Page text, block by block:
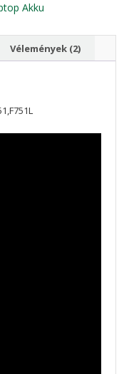
Akku
Vélemények (2)